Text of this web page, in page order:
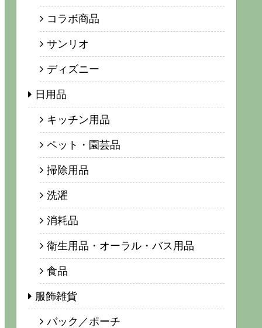
コラボ商品
サンリオ
ディズニー
日用品
キッチン用品
ペット・園芸品
掃除用品
洗濯
消耗品
衛生用品・オーラル・バス用品
食品
服飾雑貨
バック／ポーチ